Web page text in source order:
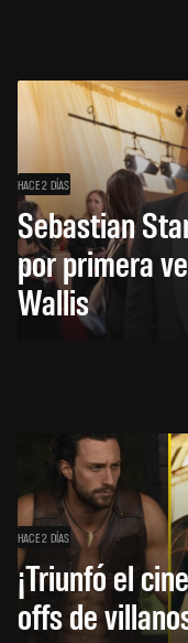
HACE 2 DÍAS
Sebastian
por primera
Wallis
HACE 2 DÍAS
¡Triunfó el
offs de